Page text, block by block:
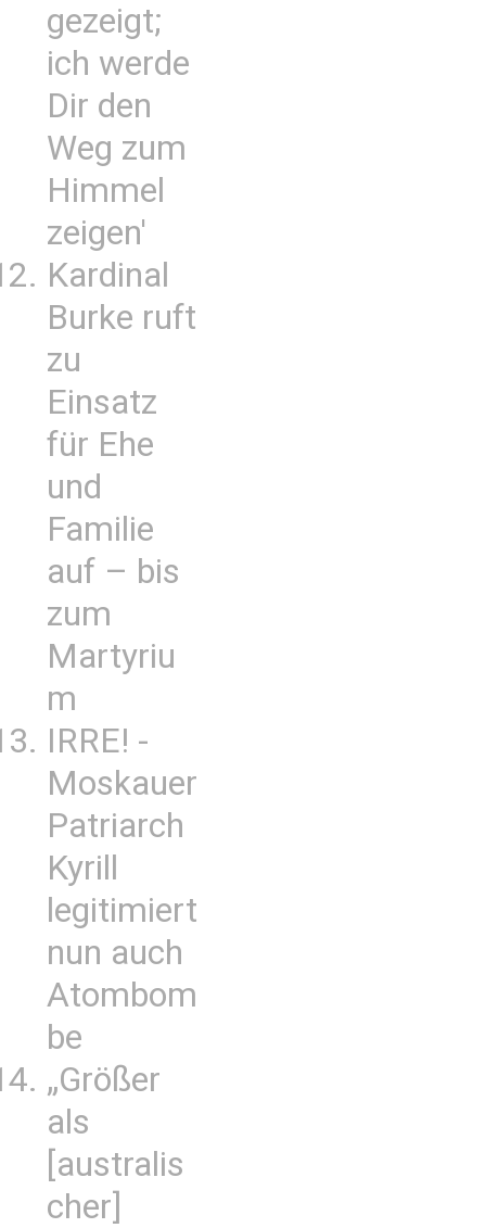
gezeigt;
ich werde
Dir den
Weg zum
Himmel
zeigen'
Kardinal
Burke ruft
zu
Einsatz
für Ehe
und
Familie
auf – bis
zum
Martyriu
m
IRRE! -
Moskauer
Patriarch
Kyrill
legitimiert
nun auch
Atombom
be
„Größer
als
[australis
cher]